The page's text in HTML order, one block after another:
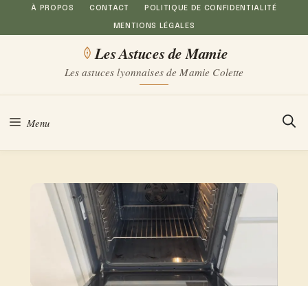
Aller
au
À PROPOS CONTACT POLITIQUE DE CONFIDENTIALITÉ
MENTIONS LÉGALES
Les Astuces de Mamie
Les astuces lyonnaises de Mamie Colette
Menu